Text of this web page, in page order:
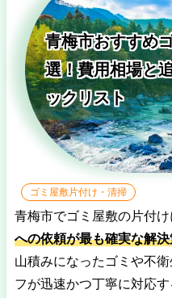
青梅市おすすめ
選！費用相場と
ックリスト
ゴミ屋敷片付け・清掃
青梅市でゴミ屋敷の片付け
への依頼が最も確実な解
山積みになったゴミや不
フが迅速かつ丁寧に対応